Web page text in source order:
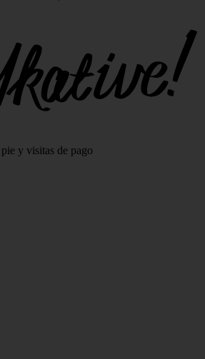
y visitas de pago